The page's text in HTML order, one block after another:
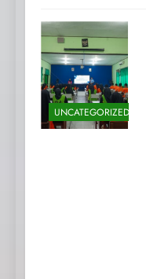
UNCATEGORIZED